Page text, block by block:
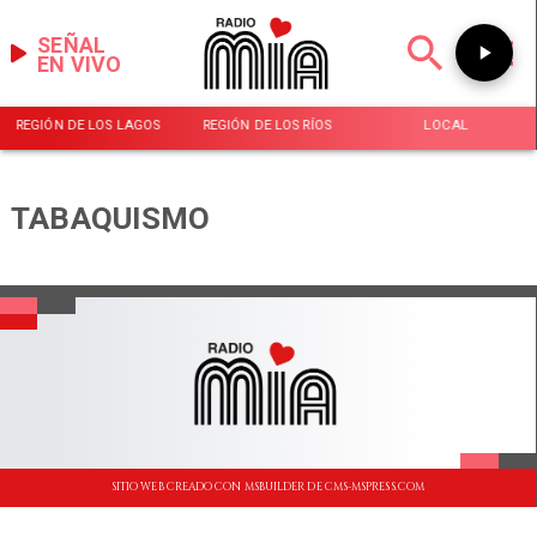
EN VIVO
SEÑAL
REGIÓN DE LOS LAGOS REGIÓN DE LOS RÍOS LOCAL
TABAQUISMO
SITIO WEB CREADO CON MSBUILDER DE CMS-MSPRESS.COM